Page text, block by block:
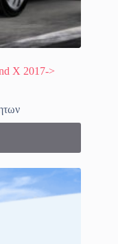
X 2017->